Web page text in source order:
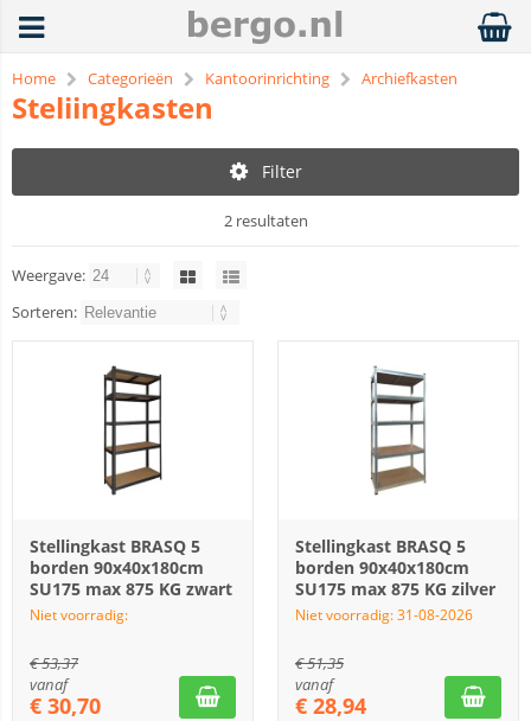
Home Categorieën Kantoorinrichting Archiefkasten
Steliingkasten
Filter
2 resultaten
Weergave:
Sorteren:
Stellingkast BRASQ 5
borden 90x40x180cm
SU175 max 875 KG zwart
Niet voorradig:
€53,37
vanaf
€ 30,70
Stellingkast BRASQ 5
borden 90x40x180cm
SU175 max 875 KG zilver
Niet voorradig: 31-08-2026
€51,35
vanaf
€ 28,94